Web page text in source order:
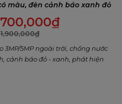
màu, đèn cảnh báo xanh đỏ
₫
1,900,000₫
3MP/5MP ngoài trời, chống nước
cảnh báo đỏ - xanh, phát hiện